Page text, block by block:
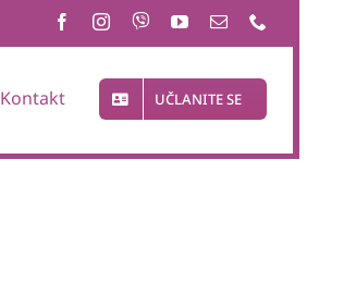
Kontakt UČLANITE SE